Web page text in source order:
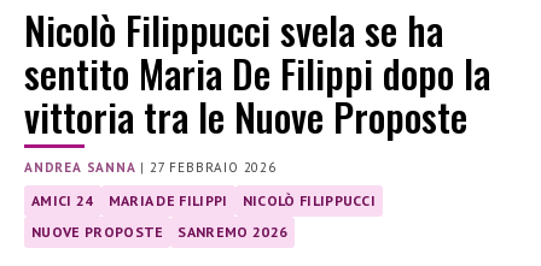
Nicolò Filippucci svela se ha
sentito Maria De Filippi dopo la
vittoria tra le Nuove Proposte
ANDREA SANNA |27 FEBBRAIO 2026
AMICI 24 MARIA DE FILIPPI
NICOLÒ FILIPPUCCI
NUOVE PROPOSTE
SANREMO 2026